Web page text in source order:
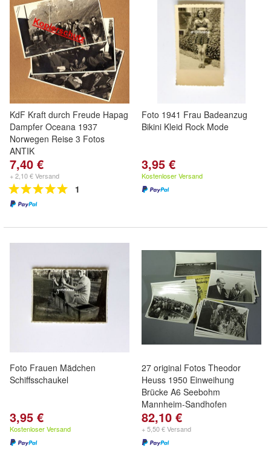
KdF Kraft durch Freude Hapag
Dampfer Oceana 1937
Norwegen Reise 3 Fotos
ANTIK
7,40 €
+ 2,10 € Versand
1
Foto 1941 Frau Badeanzug
Bikini Kleid Rock Mode
3,95 €
Kostenloser Versand
Foto Frauen Mädchen
Schiffsschaukel
3,95 €
Kostenloser Versand
27 original Fotos Theodor
Heuss 1950 Einweihung
Brücke A6 Seebohm
Mannheim-Sandhofen
82,10 €
+ 5,50 € Versand